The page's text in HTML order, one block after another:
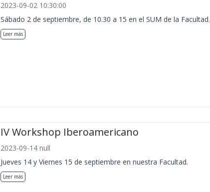
2023-09-02 10:30:00
Sábado 2 de septiembre, de 10.30 a 15 en el SUM de la Facultad.
Leer más
IV Workshop Iberoamericano
2023-09-14 null
Jueves 14 y Viernes 15 de septiembre en nuestra Facultad.
Leer más